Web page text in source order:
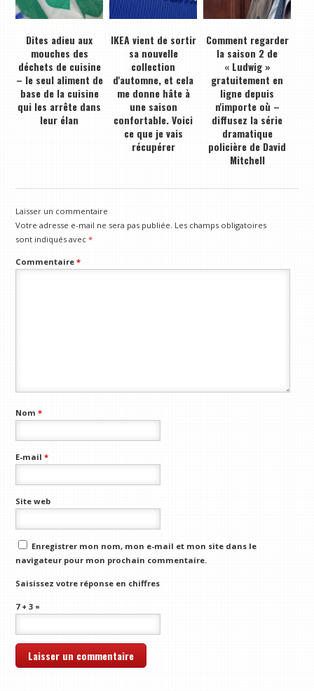
Dites adieu aux
mouches des
déchets de cuisine
– le seul aliment de
base de la cuisine
qui les arrête dans
leur élan
IKEA vient de sortir
sa nouvelle
collection
d'automne, et cela
me donne hâte à
une saison
confortable. Voici
ce que je vais
récupérer
Comment regarder
la saison 2 de
« Ludwig »
gratuitement en
ligne depuis
n'importe où –
diffusez la série
dramatique
policière de David
Mitchell
Laisser un commentaire
Votre adresse e-mail ne sera pas publiée. Les champs obligatoires
sont indiqués avec*
Commentaire*
Nom*
E-mail*
Site web
Enregistrer mon nom, mon e-mail et mon site dans le
navigateur pour mon prochain commentaire.
Saisissez votre réponse en chiffres
7 + 3 =